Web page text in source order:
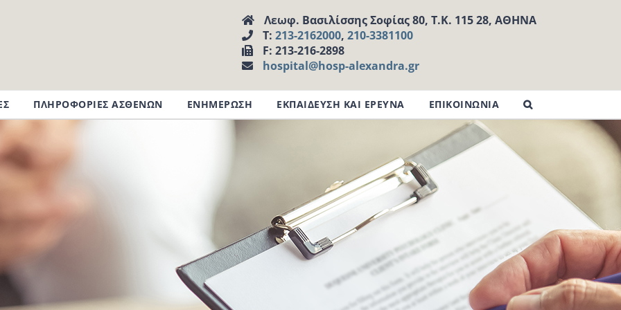
Λεωφ. Βασιλίσσης Σοφίας 80, Τ.Κ. 115 28, ΑΘΗΝΑ
Τ: 213-2162000, 210-3381100
F: 213-216-2898
hospital@hosp-alexandra.gr
ΠΛΗΡΟΦΟΡΙΕΣ ΑΣΘΕΝΩΝ ΕΝΗΜΕΡΩΣΗ ΕΚΠΑΙΔΕΥΣΗ ΚΑΙ ΕΡΕΥΝΑ ΕΠΙΚΟΙΝΩΝΙΑ